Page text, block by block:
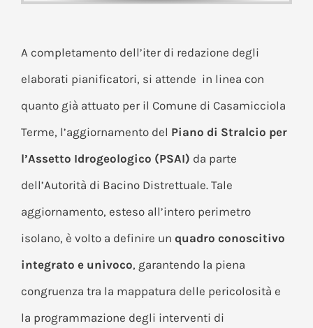
A completamento dell’iter di redazione degli
elaborati pianificatori, si attende in linea con
quanto già attuato per il Comune di Casamicciola
Terme, l’aggiornamento del Piano di Stralcio per
l’Assetto Idrogeologico (PSAI) da parte
dell’Autorità di Bacino Distrettuale. Tale
aggiornamento, esteso all’intero perimetro
isolano, è volto a definire un quadro conoscitivo
integrato e univoco, garantendo la piena
congruenza tra la mappatura delle pericolosità e
la programmazione degli interventi di